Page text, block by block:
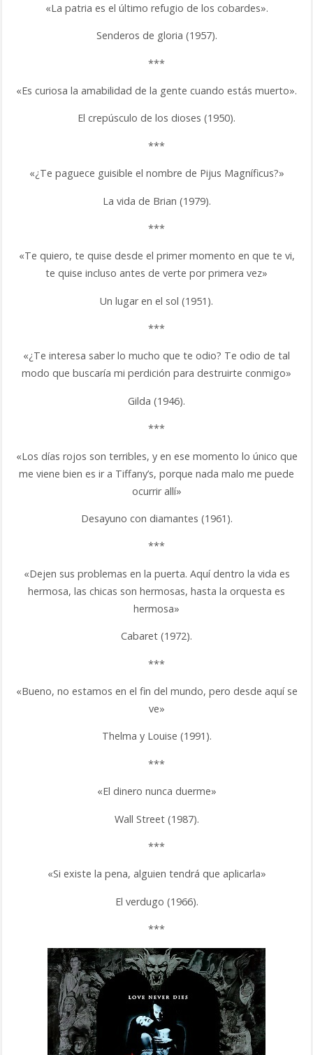
«La patria es el último refugio de los cobardes».
Senderos de gloria (1957).
***
«Es curiosa la amabilidad de la gente cuando estás muerto».
El crepúsculo de los dioses (1950).
***
«¿Te paguece guisible el nombre de Pijus Magníficus?»
La vida de Brian (1979).
***
«Te quiero, te quise desde el primer momento en que te vi,
te quise incluso antes de verte por primera vez»
Un lugar en el sol (1951).
***
«¿Te interesa saber lo mucho que te odio? Te odio de tal
modo que buscaría mi perdición para destruirte conmigo»
Gilda (1946).
***
«Los días rojos son terribles, y en ese momento lo único que
me viene bien es ir a Tiffany’s, porque nada malo me puede
ocurrir allí»
Desayuno con diamantes (1961).
***
«Dejen sus problemas en la puerta. Aquí dentro la vida es
hermosa, las chicas son hermosas, hasta la orquesta es
hermosa»
Cabaret (1972).
***
«Bueno, no estamos en el fin del mundo, pero desde aquí se
ve»
Thelma y Louise (1991).
***
«El dinero nunca duerme»
Wall Street (1987).
***
«Si existe la pena, alguien tendrá que aplicarla»
El verdugo (1966).
***